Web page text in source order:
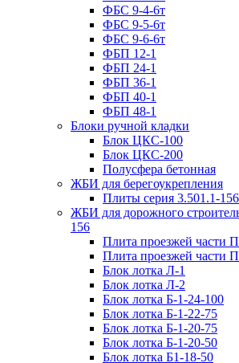
ФБС 9-4-6т
ФБС 9-5-6т
ФБС 9-6-6т
ФБП 12-1
ФБП 24-1
ФБП 36-1
ФБП 40-1
ФБП 48-1
Блоки ручной кладки
Блок ЦКС-100
Блок ЦКС-200
Полусфера бетонная
ЖБИ для берегоукрепления
Плиты серия 3.501.1-156
ЖБИ для дорожного
156
Плита проезжей части
Плита проезжей части
Блок лотка Л-1
Блок лотка Л-2
Блок лотка Б-1-24-100
Блок лотка Б-1-22-75
Блок лотка Б-1-20-75
Блок лотка Б-1-20-50
Блок лотка Б1-18-50